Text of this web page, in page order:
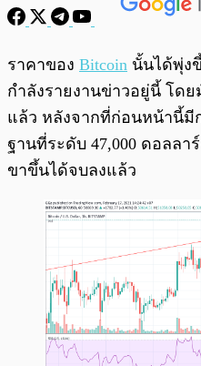
ราคาของ Bitcoin นั้นได้พุ่ง
กำลังรายงานข่าวอยู่นี้ โดย
แล้ว หลังจากที่ก่อนหน้านี้มี
ฐานที่ระดับ 47,000 ดอลล
ขาขึ้นได้จบลงแล้ว